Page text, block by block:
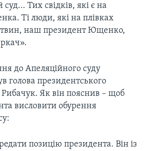
Тих свідків, які є на
Ті люди, які на плівках
наш президент Ющенко,
до Апеляційного суду
голова президентського
Рибачук. Як він пояснив – щоб
висловити обурення
позицію президента. Він із